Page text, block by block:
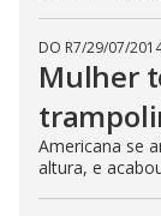
DO R7/29/07/
Mulher
Americana se
altura, e